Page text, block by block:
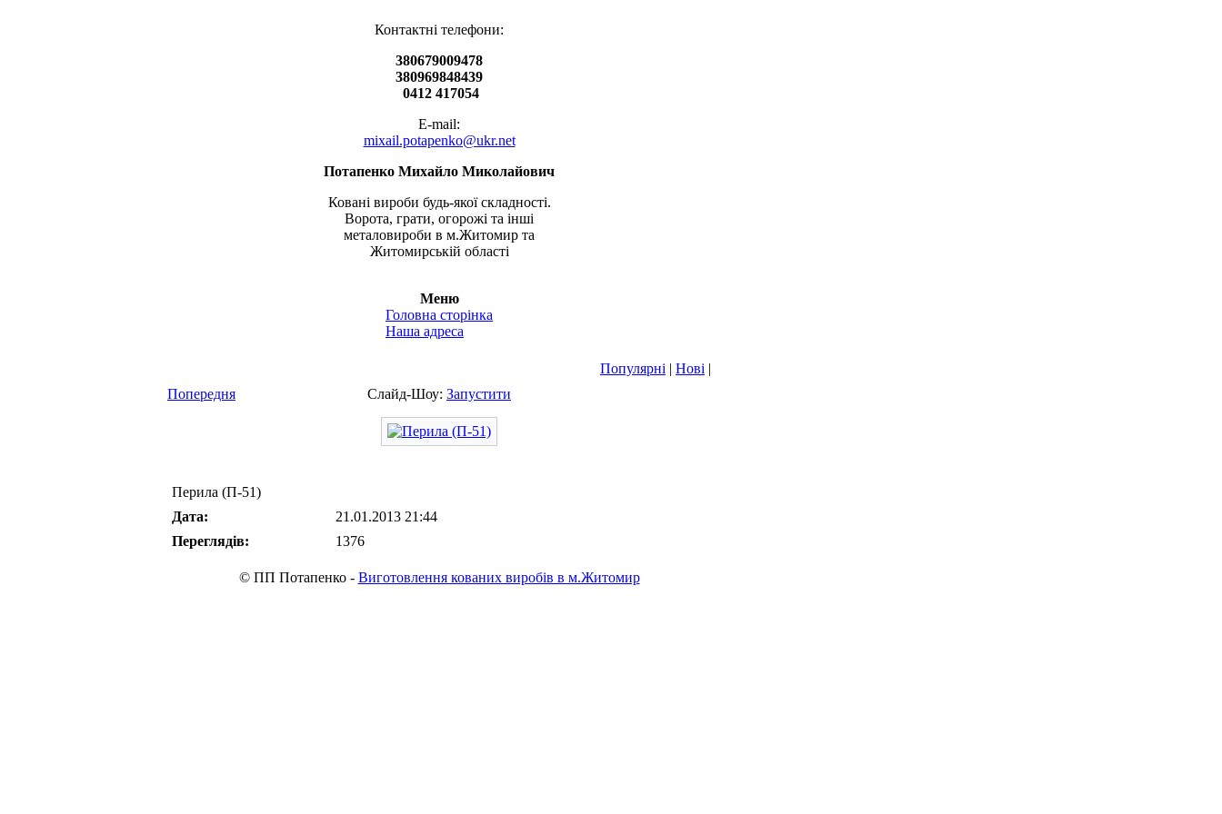
Контактні телефони:
380679009478
380969848439
0412 417054
E-mail:
mixail.potapenko@ukr.net
Потапенко Михайло Миколайович
Ковані вироби будь-якої складності.
Ворота, грати, огорожі та інші
металовироби в м.Житомир та
Житомирській області
Меню
Головна сторінка
Наша адреса
Популярні | Нові |
Попередня
Слайд-Шоу: Запустити
Перила (П-51)
Дата:
21.01.2013 21:44
Переглядів:
1376
© ПП Потапенко - Виготовлення кованих виробів в м.Житомир